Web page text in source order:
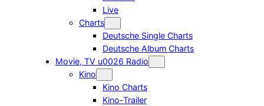
Live
Charts
Deutsche Single Charts
Deutsche Album Charts
Movie, TV u0026 Radio
Kino
Kino Charts
Kino-Trailer